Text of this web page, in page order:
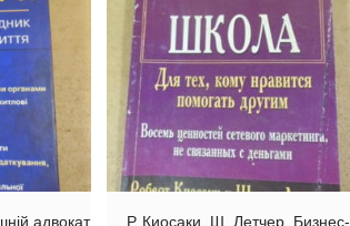
адвокат
Р. Киосаки, Ш. Летчер. Бизнес-